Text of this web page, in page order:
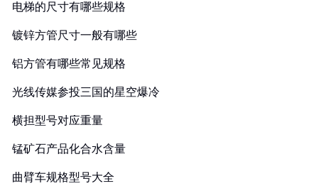
电梯的尺寸有哪些规格
镀锌方管尺寸一般有哪些
铝方管有哪些常见规格
光线传媒参投三国的星空爆冷
横担型号对应重量
锰矿石产品化合水含量
曲臂车规格型号大全